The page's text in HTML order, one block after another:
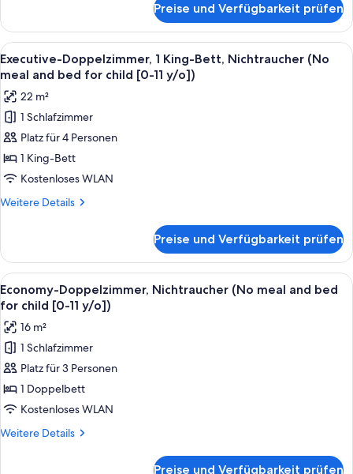
bed
for
0-
11
y/o)
anzeigen
Einzelzimmer,
Raucher
(130cm
bed,
meal
bed
for
0-
y/o)
Preise und Verfügbarkeit prüfen
Alle
Fotos
für
Executive-
Doppelzimmer,
1 King-
Bett,
Nichtraucher
(No
bed
for
child
[0-
11
y/o])
anzeigen
Ein Hotelzimmer mit einem großen
18
Executive-Doppelzimmer, 1 King-Bett, Nichtraucher (No
meal and bed for child [0-11 y/o])
22 m²
1 Schlafzimmer
Platz für 4 Personen
1 King-Bett
Kostenloses WLAN
Weitere Details
Weitere
Doppelzimmer,
1 King-
Bett,
Nichtraucher
meal
and
bed
for
child
11
y/o])
Preise und Verfügbarkeit prüfen
Alle
Fotos
für
Economy-
Doppelzimmer,
Nichtraucher
(No
meal
and
Ein Hotelzimmer mit einem großen
16
Economy-Doppelzimmer, Nichtraucher (No meal and bed
for child [0-11 y/o])
16 m²
1 Schlafzimmer
Platz für 3 Personen
1 Doppelbett
Kostenloses WLAN
Weitere Details
Weitere
Preise und Verfügbarkeit prüfen